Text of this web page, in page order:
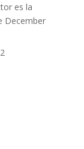
es la
December